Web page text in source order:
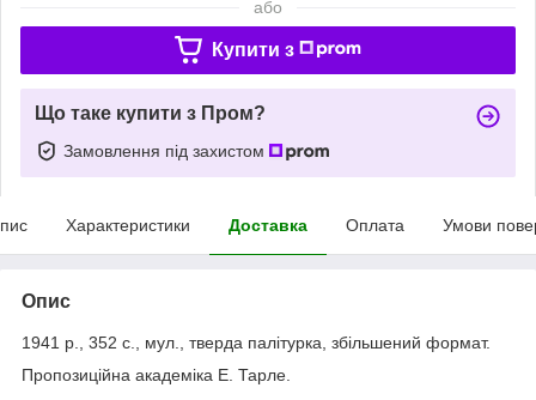
або
Купити з
Що таке купити з Пром?
Замовлення під захистом
Характеристики Доставка Оплата Умови
Опис
1941 р., 352 с., мул., тверда палітурка, збільшений формат.
Пропозиційна академіка Е. Тарле.